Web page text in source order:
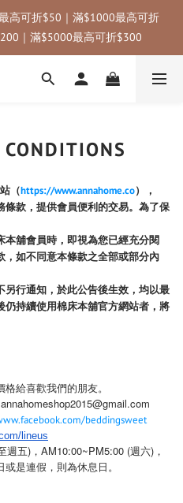
碼：annahome (滿3000折$300)
海外滿三千免運｜
高可折$50｜滿$1000最高可折
｜滿$5000最高可折$300
：annahome (滿3000折$300)
（https://www.annahome.co），
款，提供會員便利的交易。為了保
舖會員時，即視為您已經充分閱
如不同意本條款之全部或部分內
行通知，於此公告後生效，均以最
持續使用棉床本舖官方網站者，將
給喜歡我們的朋友。
beddingsweet
lineus
五)，AM10:00~PM5:00 (週六)，
是連假，則為休息日。